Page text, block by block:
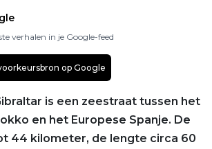
verhalen in je Google-feed
op Google
is een zeestraat tussen het
en het Europese Spanje. De
44 kilometer, de lengte circa 60